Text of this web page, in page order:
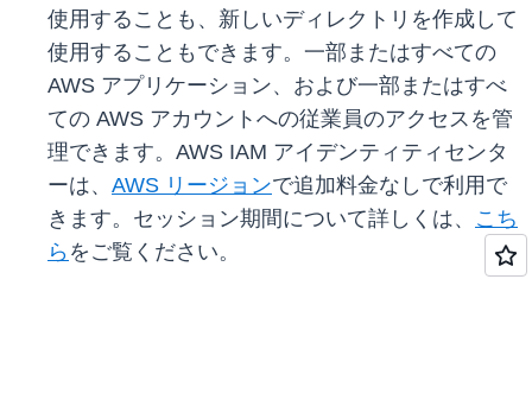
使用することも、新しいディレクトリを作成して
使用することもできます。一部またはすべての
AWS アプリケーション、および一部またはすべ
ての AWS アカウントへの従業員のアクセスを管
理できます。AWS IAM アイデンティティセンタ
ーは、 AWS リージョンで追加料金なしで利用で
きます。セッション期間について詳しくは、 こち
ら をご覧ください。